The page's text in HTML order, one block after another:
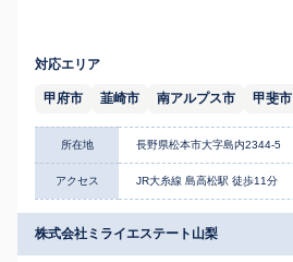
対応エリア
甲府市 韮崎市 南アルプス市 甲斐市
所在地 長野県松本市大字島内2344-5
アクセス JR大糸線 島高松駅 徒歩11分
株式会社ミライエステート山梨